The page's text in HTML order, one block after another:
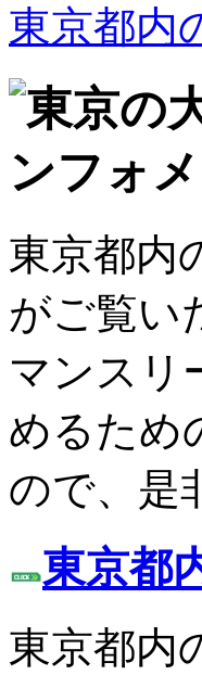
東京都内
東京都内
がご覧い
マンスリ
めるため
ので、是
東京都
東京都内